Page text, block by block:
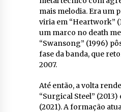
mais melodia. Era um
viria em “Heartwork”
um marco no death
“Swansong” (1996)
fase da banda, que
2007.
Até então, a volta
“Surgical Steel”
(2021). A formação